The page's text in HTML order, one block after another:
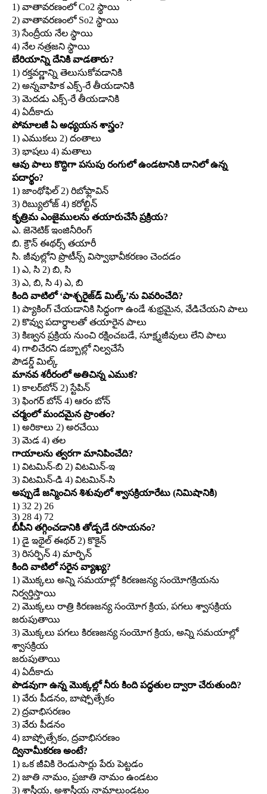
1) వాతావరణంలో Co2 స్థాయి
2) వాతావరణంలో So2 స్థాయి
3) సేంద్రీయ నేల స్థాయి
4) నేల నత్రజని స్థాయి
బేరియాన్ని దేనికి వాడతారు?
1) రక్తవర్ణాన్ని తెలుసుకోవడానికి
2) అన్నవాహిక ఎక్స్‌-రే తీయడానికి
3) మెదడు ఎక్స్‌-రే తీయడానికి
4) ఏదీకాదు
పోమాలజీ ఏ అధ్యయన శాస్త్రం?
1) ఎముకలు 2) దంతాలు
3) భాషలు 4) మతాలు
ఆవు పాలు కొద్దిగా పసుపు రంగులో ఉండటానికి దానిలో ఉన్న
పదార్థం?
1) జాంథోఫిల్‌ 2) రిబోఫ్లావిన్‌
3) రిబ్యులోజ్‌ 4) కరోల్టిన్‌
కృత్రిమ ఎంజైములను తయారుచేసే ప్రక్రియ?
ఎ. జెనెటిక్‌ ఇంజినీరింగ్‌
బి. క్రౌన్‌ ఈథర్స్‌ తయారీ
సి. జీవుల్లోని ప్రొటీన్స్‌ విస్వాభావీకరణం చెందడం
1) ఎ, సి 2) బి, సి
3) ఎ, బి, సి 4) ఎ, బి
కింది వాటిలో ‘పాశ్చరైజ్‌డ్‌ మిల్క్‌’ను వివరించేది?
1) ప్యాకింగ్‌ చేయడానికి సిద్ధంగా ఉండే శుభ్రమైన, వేడిచేయని పాలు
2) కొవ్వు పదార్థాలతో తయారైన పాలు
3) కిణ్వన ప్రక్రియ నుంచి రక్షించబడే, సూక్ష్మజీవులు లేని పాలు
4) గాలిచేరని డబ్బాల్లో నిల్వచేసే
పౌడర్డ్‌ మిల్క్‌
మానవ శరీరంలో అతిచిన్న ఎముక?
1) కాలర్‌బోన్‌ 2) స్టేపిన్‌
3) ఫింగర్‌ బోన్‌ 4) ఆరం బోన్‌
చర్మంలో మందమైన ప్రాంతం?
1) అరికాలు 2) అరచేయి
3) మెడ 4) తల
గాయాలను త్వరగా మానిపించేది?
1) విటమిన్‌-బి 2) విటమిన్‌-ఇ
3) విటమిన్‌-డి 4) విటమిన్‌-సి
అప్పుడే జన్మించిన శిశువులో శ్వాసక్రియారేటు (నిమిషానికి)
1) 32 2) 26
3) 28 4) 72
బీపీని తగ్గించడానికి తోడ్పడే రసాయనం?
1) డై ఇథైల్‌ ఈథర్‌ 2) కొకైన్‌
3) రిసర్ఫిన్‌ 4) మార్ఫిన్‌
కింది వాటిలో సరైన వ్యాఖ్య?
1) మొక్కలు అన్ని సమయాల్లో కిరణజన్య సంయోగక్రియను
నిర్వర్తిస్తాయి
2) మొక్కలు రాత్రి కిరణజన్య సంయోగ క్రియ, పగలు శ్వాసక్రియ
జరుపుతాయి
3) మొక్కలు పగలు కిరణజన్య సంయోగ క్రియ, అన్ని సమయాల్లో
శ్వాసక్రియ
జరుపుతాయి
4) ఏదీకాదు
పొడవుగా ఉన్న మొక్కల్లో నీరు కింది పద్ధతుల ద్వారా చేరుతుంది?
1) వేరు పీడనం, బాష్పోత్సేకం
2) ద్రవాభిసరణం
3) వేరు పీడనం
4) బాష్పోత్సేకం, ద్రవాభిసరణం
ద్వినామీకరణ అంటే?
1) ఒక జీవికి రెండుసార్లు పేరు పెట్టడం
2) జాతి నామం, ప్రజాతి నామం ఉండటం
3) శాస్త్రీయ, అశాస్త్రీయ నామాలుండటం